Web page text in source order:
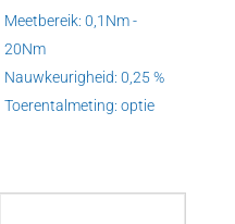
Meetbereik: 0,1Nm -
20Nm
Nauwkeurigheid: 0,25 %
Toerentalmeting: optie